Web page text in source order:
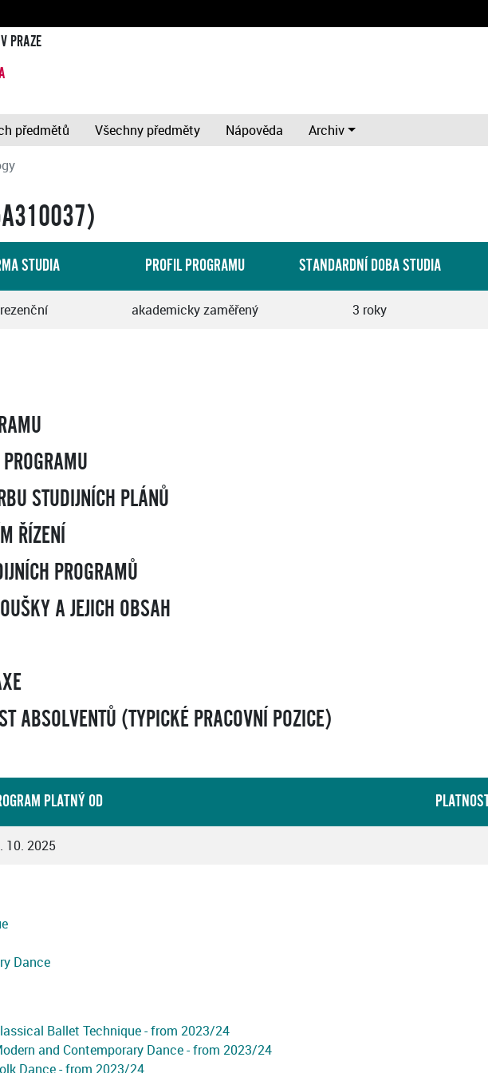
PRAZE
předmětů Všechny předměty Nápověda
Archiv
STUDIA PROFIL PROGRAMU STANDARDNÍ DOBA STUDIA
akademicky zaměřený 3 roky
STUDIJNÍCH PLÁNŮ
ŘÍZENÍ
PROGRAMŮ
A JEJICH OBSAH
ABSOLVENTŮ (TYPICKÉ PRACOVNÍ POZICE)
PLATNÝ OD
10. 2025
Dance
Ballet Technique - from 2023/24
and Contemporary Dance - from 2023/24
Dance - from 2023/24